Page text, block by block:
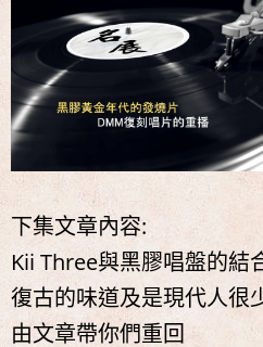
下集文章內容:
Kii Three​與黑膠唱盤的結
復古的味道及是現代人很
由文章帶你們重回